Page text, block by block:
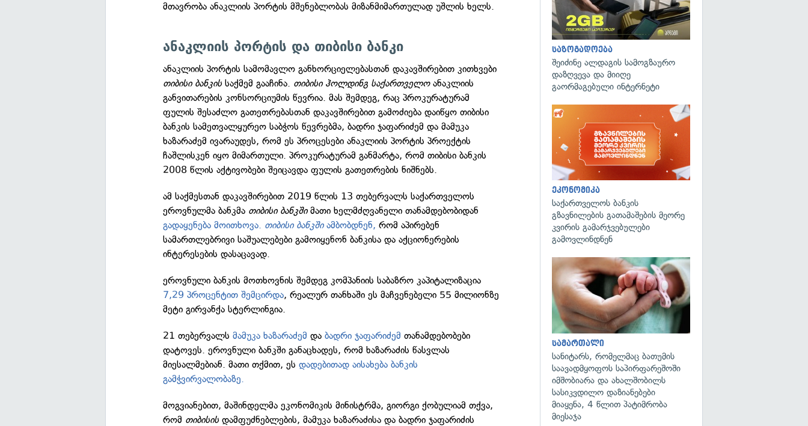
მთავრობა ანაკლიის პორტის მშენებლობას მიზანმიმართულად უშლის ხელს.
ანაკლიის პორტის და თიბისი ბანკი
ანაკლიის პორტის სამომავლო განხორციელებასთან დაკავშირებით კითხვები
თიბისი ბანკისსაქმემ გააჩინა. თიბისი ჰოლდინგ საქართველოანაკლიის
განვითარების კონსორციუმის წევრია. მას შემდეგ, რაც პროკურატურამ
ფულის შესაძლო გათეთრებასთან დაკავშირებით გამოძიება დაიწყო თიბისი
ბანკის სამეთვალყურეო საბჭოს წევრებმა, ბადრი ჯაფარიძემ და მამუკა
ხაზარაძემ ივარაუდეს, რომ ეს პროცესები ანაკლიის პორტის პროექტის
ჩაშლისკენ იყო მიმართული. პროკურატურამ განმარტა, რომ თიბისი ბანკის
2008 წლის აქტივობები შეიცავდა ფულის გათეთრების ნიშნებს.
ამ საქმესთან დაკავშირებით 2019 წლის 13 თებერვალს საქართველოს
ეროვნულმა ბანკმა თიბისი ბანკშიმათი ხელმძღვანელი თანამდებობიდან
გადაყენება მოითხოვა. თიბისი ბანკშიამბობდნენ, რომ აპირებენ
სამართლებრივი საშუალებები გამოიყენონ ბანკისა და აქციონერების
ინტერესების დასაცავად.
ეროვნული ბანკის მოთხოვნის შემდეგ კომპანიის საბაზრო კაპიტალიზაცია
7,29 პროცენტით შემცირდა, რეალურ თანხაში ეს მაჩვენებელი 55 მილიონზე
მეტი გირვანქა სტერლინგია.
21 თებერვალსმამუკა ხაზარაძემ დაბადრი ჯაფარიძემ თანამდებობები
დატოვეს. ეროვნული ბანკში განაცხადეს, რომ ხაზარაძის წასვლას
მიესალმებიან. მათი თქმით, ესდადებითად აისახება ბანკის
გამჭვირვალობაზე.
მოგვიანებით, მაშინდელმა ეკონომიკის მინისტრმა, გიორგი ქობულიამ თქვა,
რომ თიბისისდამფუძნებლების, მამუკა ხაზარაძისა და ბადრი ჯაფარიძის
საზოგადოება
შეიძინე ალდაგის სამოგზაურო
დაზღვევა და მიიღე
გაორმაგებული ინტერნეტი
ეკონომიკა
საქართველოს ბანკის
გზავნილების გათამაშების მეორე
კვირის გამარჯვებულები
გამოვლინდნენ
სამართალი
სანიტარს, რომელმაც ბათუმის
საავადმყოფოს საპირფარეშოში
იმშობიარა და ახალშობილს
სასიკვდილო დაზიანებები
მიაყენა, 4 წლით პატიმრობა
მიესაჯა